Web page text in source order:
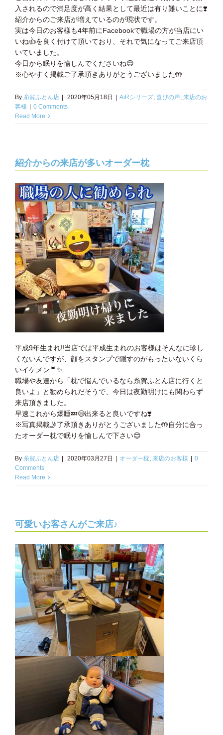
入されるので満足度が高く結果として最近は有り難いことに❣️
紹介からのご来店が増えているのが現状です。
実は今日のお客様も4年前にFacebookで職場の方が当店にい
いね👍を良く付けて頂いており、それで気になってご来店頂
いていました。
今日から眠りを愉しんでくださいね😊
※心やすく掲載ご了承頂きありがとうございました🤲
By 糸賀ふとん店 2020年05月18日 AiRシリーズ, 喜びの声, 来店のお
客様
0 Comments
Read More
紹介からの来店が多いオーダー枕
平成9年生まれ‼️当店では平成生まれのお客様はそんなに珍し
くないんですが、顔をスタンプで隠すのがもったいないくら
いイケメン 🤵 ✨
職場や友達から「枕で悩んでいるなら糸賀ふとん店に行くと
良いよ」と勧められだそうで、今日は夜勤明けにも関わらず
来店頂きました。
早速これから爆睡💤😪出来ると良いですね❣️
※写真掲載🤳了承頂きありがとうございました🤲自分に合っ
たオーダー枕で眠りを愉しんで下さい😊
By 糸賀ふとん店 2020年03月27日 オーダー枕, 来店のお客様
0
Comments
Read More
可愛いお客さんがご来店♪